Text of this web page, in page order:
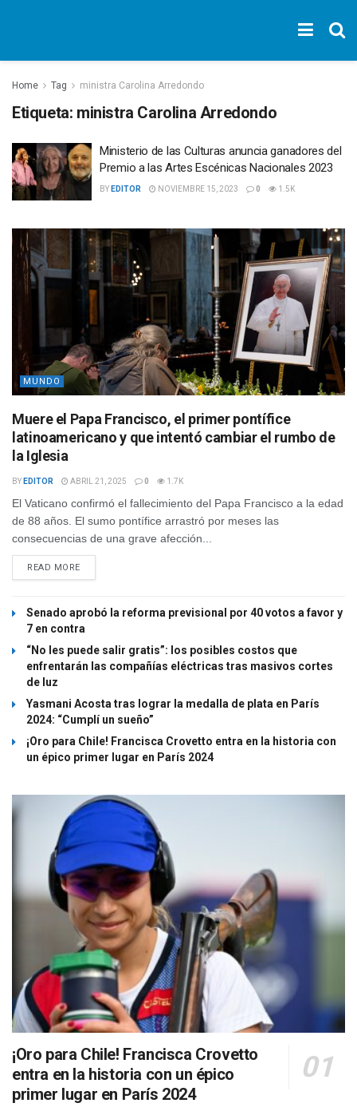
Home Tag ministra Carolina Arredondo
Etiqueta: ministra Carolina Arredondo
Ministerio de las Culturas anuncia ganadores del
Premio a las Artes Escénicas Nacionales 2023
BY EDITOR NOVIEMBRE 15, 2023 0 1.5K
MUNDO
Muere el Papa Francisco, el primer pontífice
latinoamericano y que intentó cambiar el rumbo de
la Iglesia
BY EDITOR ABRIL 21, 2025 0 1.7K
El Vaticano confirmó el fallecimiento del Papa Francisco a la edad
de 88 años. El sumo pontífice arrastró por meses las
consecuencias de una grave afección...
READ MORE
Senado aprobó la reforma previsional por 40 votos a favor y
7 en contra
“No les puede salir gratis”: los posibles costos que
enfrentarán las compañías eléctricas tras masivos cortes
de luz
Yasmani Acosta tras lograr la medalla de plata en París
2024: “Cumplí un sueño”
¡Oro para Chile! Francisca Crovetto entra en la historia con
un épico primer lugar en París 2024
¡Oro para Chile! Francisca Crovetto
entra en la historia con un épico
primer lugar en París 2024